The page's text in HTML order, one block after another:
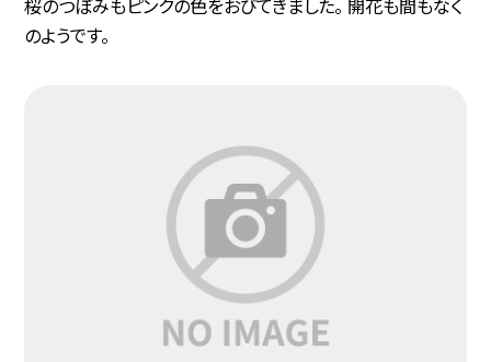
桜のつぼみもピンクの色をおびてきました。 開花も間もなく
のようです。